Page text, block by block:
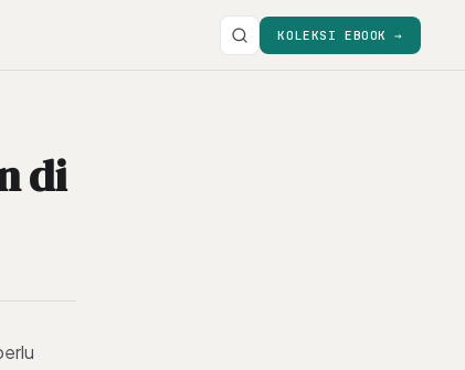
KOLEKSI EBOOK →
di